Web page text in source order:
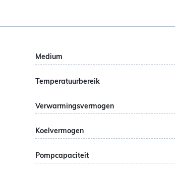
Medium
Temperatuurbereik
Verwarmingsvermogen
Koelvermogen
Pompcapaciteit